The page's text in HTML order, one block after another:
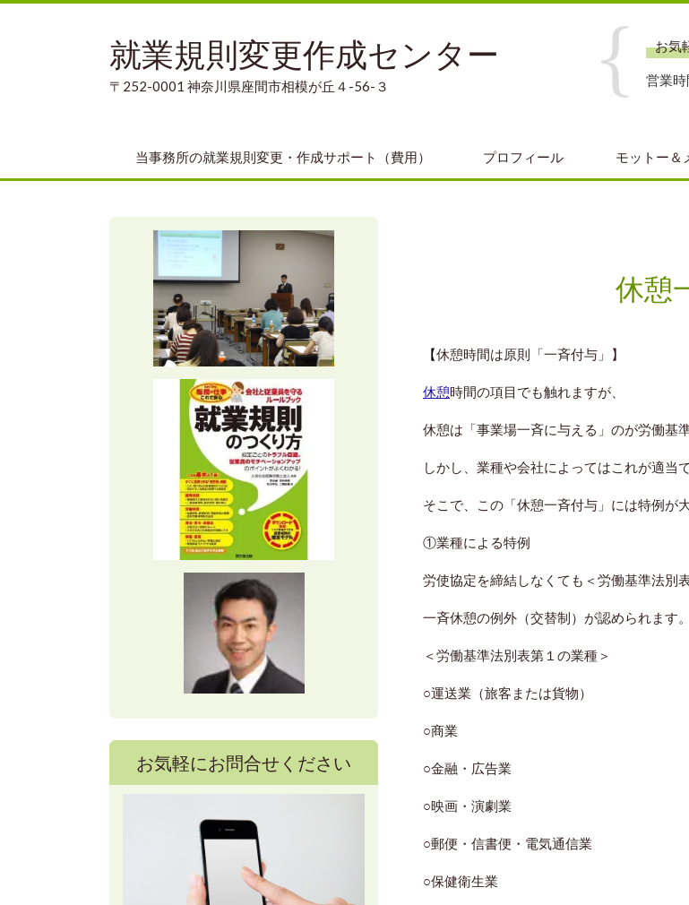
就業規則変更作成センター
〒252-0001 神奈川県座間市相模が丘４-56-３
お気
営業
当事務所の就業規則変更・作成サポート（費用） プロフィール モットー＆
休憩
【休憩時間は原則「一斉付与」】
休憩時間の項目でも触れますが、
休憩は「事業場一斉に与える」のが労働基
しかし、業種や会社によってはこれが適当
そこで、この「休憩一斉付与」には特例が
①業種による特例
労使協定を締結しなくても＜労働基準法別
一斉休憩の例外（交替制）が認められます。
＜労働基準法別表第１の業種＞
○運送業（旅客または貨物）
○商業
○金融・広告業
○映画・演劇業
○郵便・信書便・電気通信業
○保健衛生業
お気軽にお問合せください